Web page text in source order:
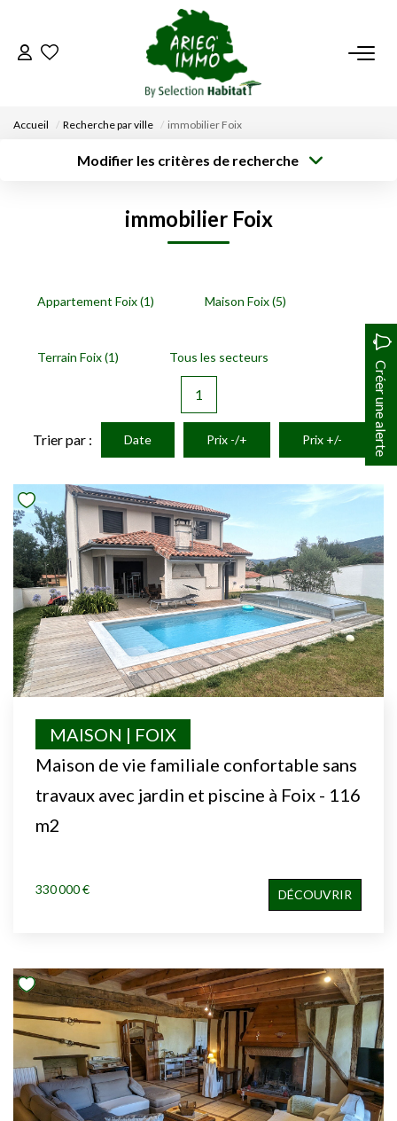
ACCUEIL
DÉPOSEZ VOTRE RECHERCHE
NOUS REJOINDRE
CONTACT
EN
Accueil Recherche par ville immobilier Foix
Modifier les critères de recherche
immobilier Foix
Appartement Foix (1) Maison Foix (5)
Terrain Foix (1) Tous les secteurs
Créer une alerte
1
Trier par : Date Prix -/+ Prix +/-
Maison de vie familiale confortable sans
travaux avec jardin et piscine à Foix - 116
m2
MAISON | FOIX
330 000 € DÉCOUVRIR